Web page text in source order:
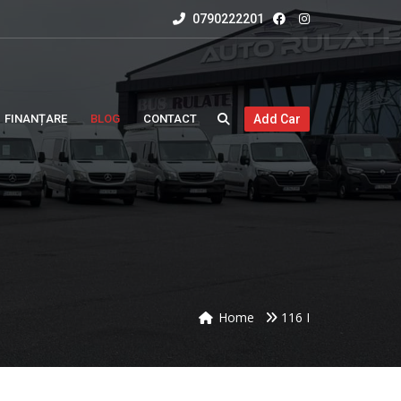
0790222201
FINANȚARE BLOG CONTACT Add Car
Home 116 I